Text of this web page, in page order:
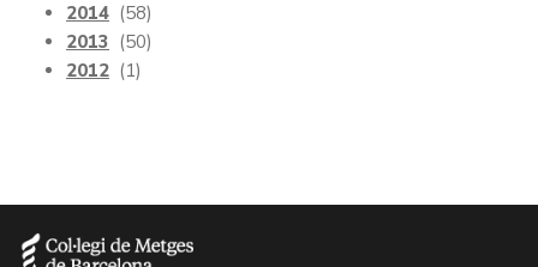
2014 (58)
2013 (50)
2012 (1)